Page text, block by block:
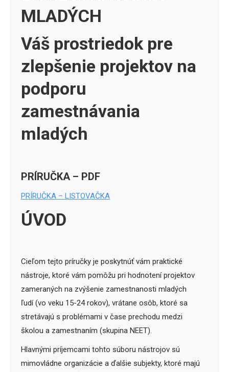
MLADÝCH
Váš prostriedok pre
zlepšenie projektov na
podporu
zamestnávania
mladých
PRÍRUČKA – PDF
PRÍRUČKA – LISTOVAČKA
ÚVOD
Cieľom tejto príručky je poskytnúť vám praktické
nástroje, ktoré vám pomôžu pri hodnotení projektov
zameraných na zvýšenie zamestnanosti mladých
ľudí (vo veku 15-24 rokov), vrátane osôb, ktoré sa
stretávajú s problémami v čase prechodu medzi
školou a zamestnaním (skupina NEET).
Hlavnými príjemcami tohto súboru nástrojov sú
mimovládne organizácie a ďalšie subjekty, ktoré majú